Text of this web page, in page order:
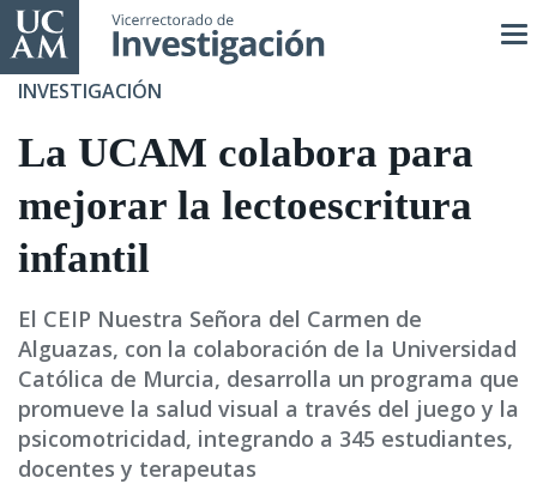
Pasar
al
contenido
INVESTIGACIÓN
La UCAM colabora para
mejorar la lectoescritura
infantil
El CEIP Nuestra Señora del Carmen de
Alguazas, con la colaboración de la Universidad
Católica de Murcia, desarrolla un programa que
promueve la salud visual a través del juego y la
psicomotricidad, integrando a 345 estudiantes,
docentes y terapeutas